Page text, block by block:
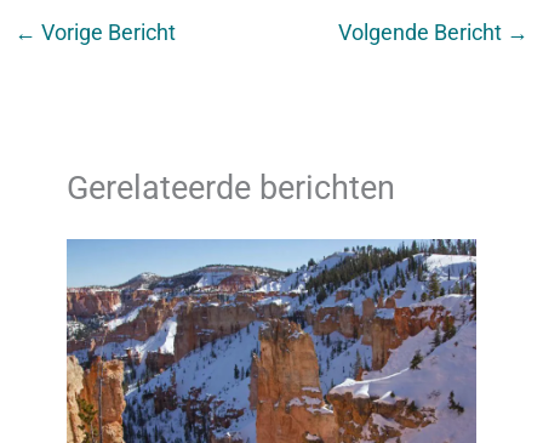
← Vorige Bericht Volgende Bericht →
Gerelateerde berichten